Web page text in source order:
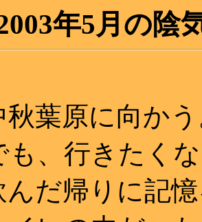
年5月の陰
秋葉原に向か
も、行きたく
んだ帰りに記